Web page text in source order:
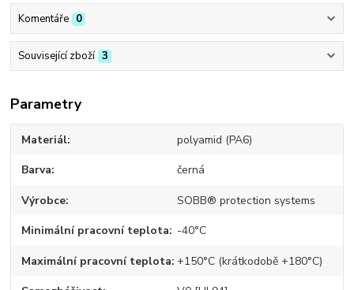
Komentáře 0
Související zboží 3
Parametry
Materiál polyamid (PA6)
Barva černá
Výrobce SOBB® protection systems
Minimální pracovní teplota -40°C
Maximální pracovní teplota +150°C (krátkodobě +180°C)